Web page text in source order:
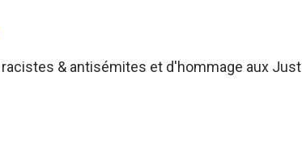
& antisémites et d'hommage aux